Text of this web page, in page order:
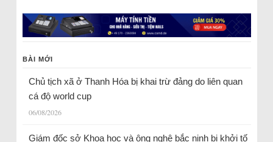
BÀI MỚI
Chủ tịch xã ở Thanh Hóa bị khai trừ đảng do liên quan
cá độ world cup
06/08/2026
Giám đốc sở Khoa học và ông nghệ bắc ninh bị khởi tố